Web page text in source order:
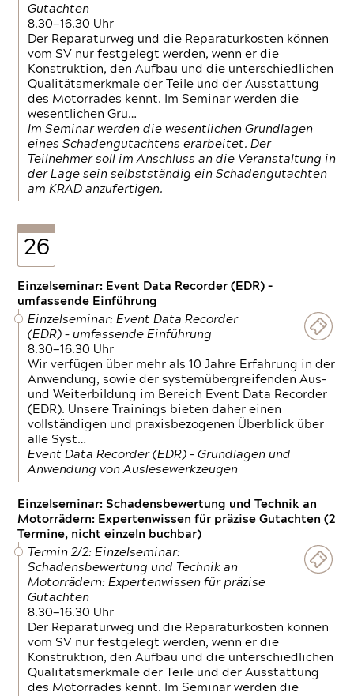
Gutachten
8.30—16.30 Uhr
Der Reparaturweg und die Reparaturkosten können
vom SV nur festgelegt werden, wenn er die
Konstruktion, den Aufbau und die unterschiedlichen
Qualitätsmerkmale der Teile und der Ausstattung
des Motorrades kennt. Im Seminar werden die
wesentlichen Gru…
Im Seminar werden die wesentlichen Grundlagen
eines Schadengutachtens erarbeitet. Der
Teilnehmer soll im Anschluss an die Veranstaltung in
der Lage sein selbstständig ein Schadengutachten
am KRAD anzufertigen.
26
Einzelseminar: Event Data Recorder (EDR) –
umfassende Einführung
Einzelseminar: Event Data Recorder
(EDR) – umfassende Einführung
8.30—16.30 Uhr
Wir verfügen über mehr als 10 Jahre Erfahrung in der
Anwendung, sowie der systemübergreifenden Aus-
und Weiterbildung im Bereich Event Data Recorder
(EDR). Unsere Trainings bieten daher einen
vollständigen und praxisbezogenen Überblick über
alle Syst…
Event Data Recorder (EDR) – Grundlagen und
Anwendung von Auslesewerkzeugen
Einzelseminar: Schadensbewertung und Technik an
Motorrädern: Expertenwissen für präzise Gutachten (2
Termine, nicht einzeln buchbar)
Termin 2/2: Einzelseminar:
Schadensbewertung und Technik an
Motorrädern: Expertenwissen für präzise
Gutachten
8.30—16.30 Uhr
Der Reparaturweg und die Reparaturkosten können
vom SV nur festgelegt werden, wenn er die
Konstruktion, den Aufbau und die unterschiedlichen
Qualitätsmerkmale der Teile und der Ausstattung
des Motorrades kennt. Im Seminar werden die